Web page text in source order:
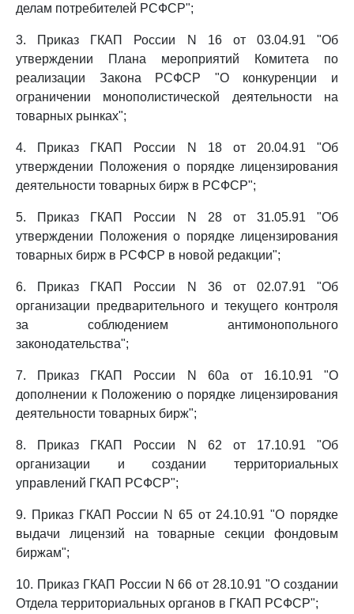
делам потребителей РСФСР";
3. Приказ ГКАП России N 16 от 03.04.91 "Об
утверждении Плана мероприятий Комитета по
реализации Закона РСФСР "О конкуренции и
ограничении монополистической деятельности на
товарных рынках";
4. Приказ ГКАП России N 18 от 20.04.91 "Об
утверждении Положения о порядке лицензирования
деятельности товарных бирж в РСФСР";
5. Приказ ГКАП России N 28 от 31.05.91 "Об
утверждении Положения о порядке лицензирования
товарных бирж в РСФСР в новой редакции";
6. Приказ ГКАП России N 36 от 02.07.91 "Об
организации предварительного и текущего контроля
за соблюдением антимонопольного
законодательства";
7. Приказ ГКАП России N 60а от 16.10.91 "О
дополнении к Положению о порядке лицензирования
деятельности товарных бирж";
8. Приказ ГКАП России N 62 от 17.10.91 "Об
организации и создании территориальных
управлений ГКАП РСФСР";
9. Приказ ГКАП России N 65 от 24.10.91 "О порядке
выдачи лицензий на товарные секции фондовым
биржам";
10. Приказ ГКАП России N 66 от 28.10.91 "О создании
Отдела территориальных органов в ГКАП РСФСР";